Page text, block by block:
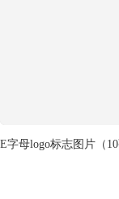
E字母logo标志图片 （